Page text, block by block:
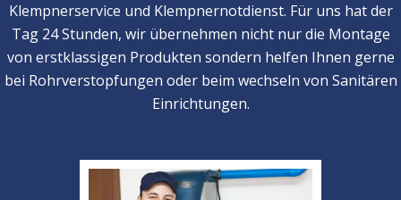
Klempnerservice und Klempnernotdienst. Für uns hat der
Tag 24 Stunden, wir übernehmen nicht nur die Montage
von erstklassigen Produkten sondern helfen Ihnen gerne
bei Rohrverstopfungen oder beim wechseln von Sanitären
Einrichtungen.